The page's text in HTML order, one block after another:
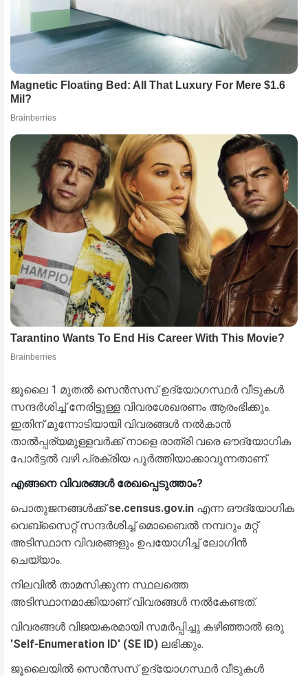
​ജൂലൈ 1 മുതൽ സെൻസസ് ഉദ്യോഗസ്ഥർ വീടുകൾ
സന്ദർശിച്ച് നേരിട്ടുള്ള വിവരശേഖരണം ആരംഭിക്കും.
ഇതിന് മുന്നോടിയായി വിവരങ്ങൾ നൽകാൻ
താൽപ്പര്യമുള്ളവർക്ക് നാളെ രാത്രി വരെ ഔദ്യോഗിക
പോർട്ടൽ വഴി പ്രക്രിയ പൂർത്തിയാക്കാവുന്നതാണ്.
എങ്ങനെ വിവരങ്ങൾ രേഖപ്പെടുത്താം?
​പൊതുജനങ്ങൾക്ക്se.census.gov.in എന്ന ഔദ്യോഗിക
വെബ്‌സൈറ്റ് സന്ദർശിച്ച് മൊബൈൽ നമ്പറും മറ്റ്
അടിസ്ഥാന വിവരങ്ങളും ഉപയോഗിച്ച് ലോഗിൻ
ചെയ്യാം.
​നിലവിൽ താമസിക്കുന്ന സ്ഥലത്തെ
അടിസ്ഥാനമാക്കിയാണ് വിവരങ്ങൾ നൽകേണ്ടത്.
​വിവരങ്ങൾ വിജയകരമായി സമർപ്പിച്ചു കഴിഞ്ഞാൽ ഒരു
'Self-Enumeration ID' (SE ID) ലഭിക്കും.
​ജൂലൈയിൽ സെൻസസ് ഉദ്യോഗസ്ഥർ വീടുകൾ